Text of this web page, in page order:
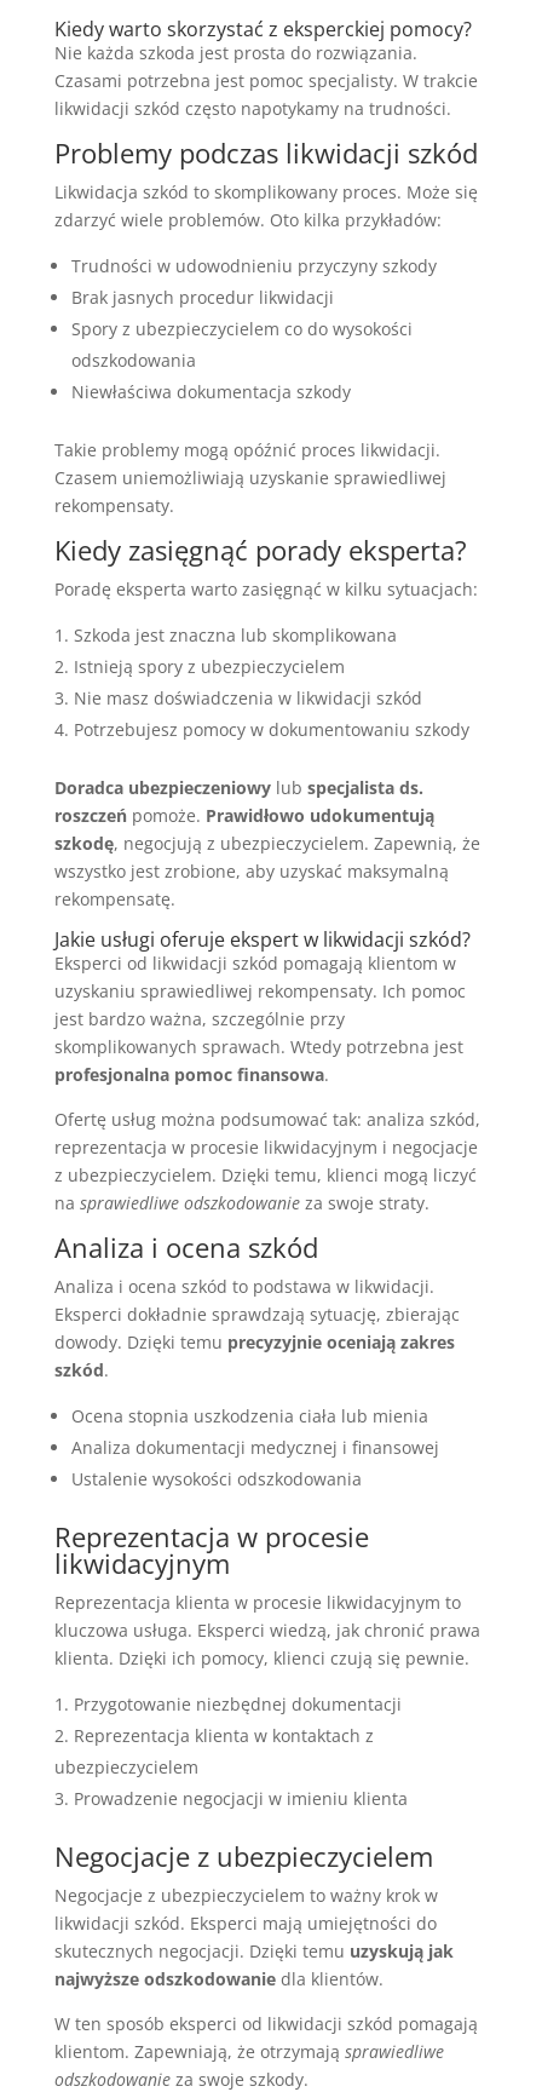
Kiedy warto skorzystać z eksperckiej pomocy?
Nie każda szkoda jest prosta do rozwiązania.
Czasami potrzebna jest pomoc specjalisty. W trakcie
likwidacji szkód często napotykamy na trudności.
Problemy podczas likwidacji szkód
Likwidacja szkód to skomplikowany proces. Może się
zdarzyć wiele problemów. Oto kilka przykładów:
Trudności w udowodnieniu przyczyny szkody
Brak jasnych procedur likwidacji
Spory z ubezpieczycielem co do wysokości
odszkodowania
Niewłaściwa dokumentacja szkody
Takie problemy mogą opóźnić proces likwidacji.
Czasem uniemożliwiają uzyskanie sprawiedliwej
rekompensaty.
Kiedy zasięgnąć porady eksperta?
Poradę eksperta warto zasięgnąć w kilku sytuacjach:
Szkoda jest znaczna lub skomplikowana
Istnieją spory z ubezpieczycielem
Nie masz doświadczenia w likwidacji szkód
Potrzebujesz pomocy w dokumentowaniu szkody
Doradca ubezpieczeniowylub specjalista ds.
roszczeńpomoże. Prawidłowo udokumentują
szkodę, negocjują z ubezpieczycielem. Zapewnią, że
wszystko jest zrobione, aby uzyskać maksymalną
rekompensatę.
Jakie usługi oferuje ekspert w likwidacji szkód?
Eksperci od likwidacji szkód pomagają klientom w
uzyskaniu sprawiedliwej rekompensaty. Ich pomoc
jest bardzo ważna, szczególnie przy
skomplikowanych sprawach. Wtedy potrzebna jest
profesjonalna pomoc finansowa.
Ofertę usług można podsumować tak: analiza szkód,
reprezentacja w procesie likwidacyjnym i negocjacje
z ubezpieczycielem. Dzięki temu, klienci mogą liczyć
na sprawiedliwe odszkodowanieza swoje straty.
Analiza i ocena szkód
Analiza i ocena szkód to podstawa w likwidacji.
Eksperci dokładnie sprawdzają sytuację, zbierając
dowody. Dzięki temu precyzyjnie oceniają zakres
szkód.
Ocena stopnia uszkodzenia ciała lub mienia
Analiza dokumentacji medycznej i finansowej
Ustalenie wysokości odszkodowania
Reprezentacja w procesie
likwidacyjnym
Reprezentacja klienta w procesie likwidacyjnym to
kluczowa usługa. Eksperci wiedzą, jak chronić prawa
klienta. Dzięki ich pomocy, klienci czują się pewnie.
Przygotowanie niezbędnej dokumentacji
Reprezentacja klienta w kontaktach z
ubezpieczycielem
Prowadzenie negocjacji w imieniu klienta
Negocjacje z ubezpieczycielem
Negocjacje z ubezpieczycielem to ważny krok w
likwidacji szkód. Eksperci mają umiejętności do
skutecznych negocjacji. Dzięki temu uzyskują jak
najwyższe odszkodowaniedla klientów.
W ten sposób eksperci od likwidacji szkód pomagają
klientom. Zapewniają, że otrzymają sprawiedliwe
odszkodowanieza swoje szkody.